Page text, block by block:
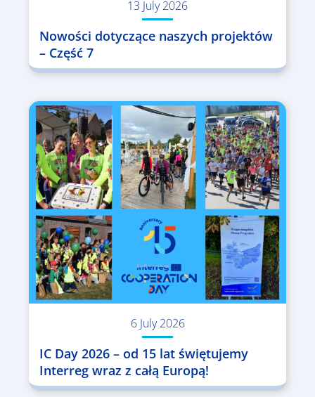
13 July 2026
Nowości dotyczące naszych projektów
– Część 7
6 July 2026
IC Day 2026 – od 15 lat świętujemy
Interreg wraz z całą Europą!